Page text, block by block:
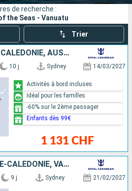
Rechercher
de recherche :
the Seas - Vanuatu
Trier
VANUATU, NOUVELLE-CALÉDONIE, AUSTRALIE
10 j Sydney 14/03/2027
1 131 CHF
Activités à bord incluses
Idéal pour les familles
-60% sur le 2ème passager
Enfants dès 99€
AUSTRALIE, NOUVELLE-CALÉDONIE, VANUATU
9 j Sydney 21/02/2027